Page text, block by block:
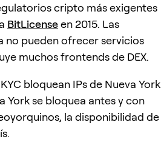
cripto más exigentes
BitLicenseen 2015. Las
no pueden ofrecer servicios
muchos frontends de DEX.
bloquean IPs de Nueva York
York se bloquea antes y con
la disponibilidad de